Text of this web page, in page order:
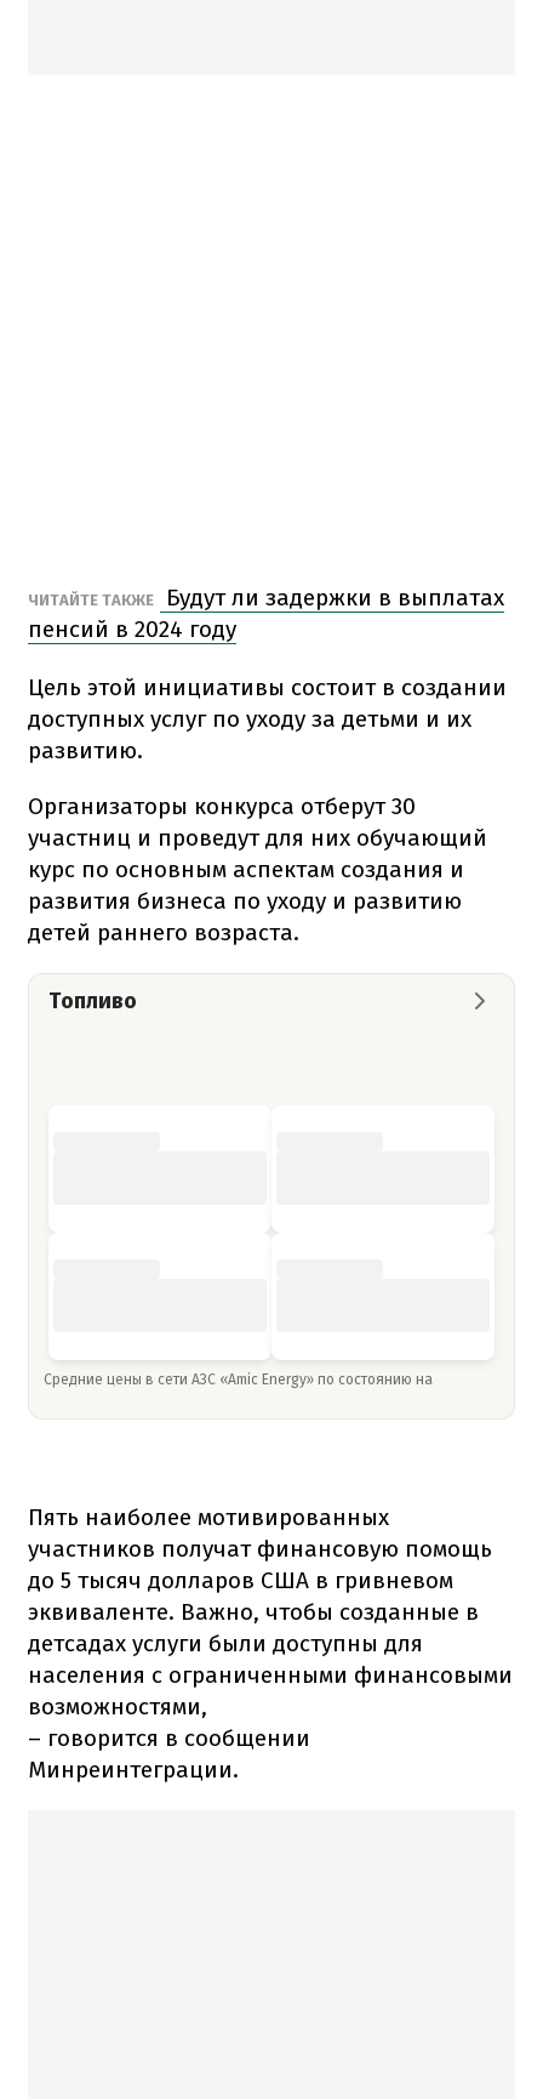
ЧИТАЙТЕ ТАКЖЕ
Будут ли задержки в выплатах
пенсий в 2024 году
Цель этой инициативы состоит в создании
доступных услуг по уходу за детьми и их
развитию.
Организаторы конкурса отберут 30
участниц и проведут для них обучающий
курс по основным аспектам создания и
развития бизнеса по уходу и развитию
детей раннего возраста.
Топливо
Средние цены в сети АЗС «Amic Energy» по состоянию на
Пять наиболее мотивированных
участников получат финансовую помощь
до 5 тысяч долларов США в гривневом
эквиваленте. Важно, чтобы созданные в
детсадах услуги были доступны для
населения с ограниченными финансовыми
возможностями,
– говорится в сообщении
Минреинтеграции.